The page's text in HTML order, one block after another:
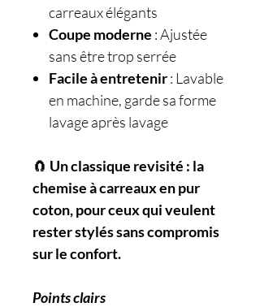
carreaux élégants
Coupe moderne : Ajustée
sans être trop serrée
Facile à entretenir: Lavable
en machine, garde sa forme
lavage après lavage
🧲 Un classique revisité : la
chemise à carreaux en pur
coton, pour ceux qui veulent
rester stylés sans compromis
sur le confort.
Points clairs